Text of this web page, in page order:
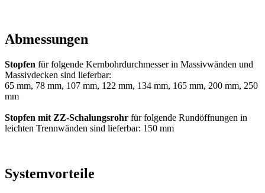
Abmessungen
Stopfen für folgende Kernbohrdurchmesser in Massivwänden und
Massivdecken sind lieferbar:
65 mm, 78 mm, 107 mm, 122 mm, 134 mm, 165 mm, 200 mm, 250
mm
Stopfen mit ZZ-Schalungsrohr für folgende Rundöffnungen in
leichten Trennwänden sind lieferbar: 150 mm
Systemvorteile